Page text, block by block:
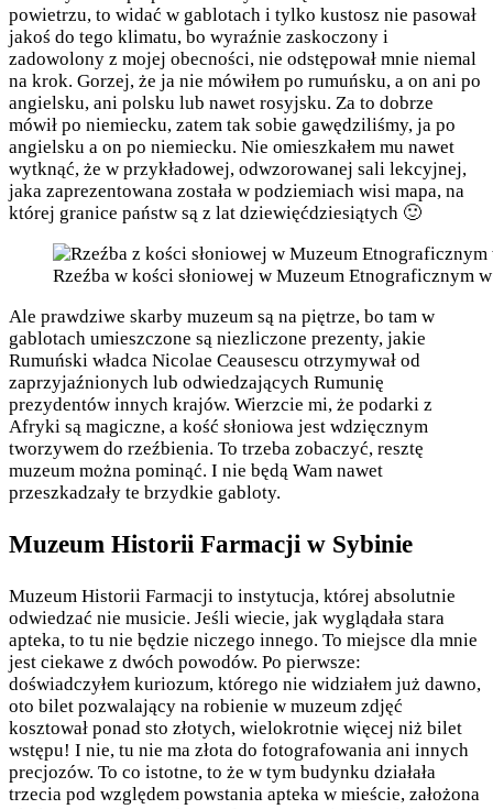
powietrzu, to widać w gablotach i tylko kustosz nie pasował
jakoś do tego klimatu, bo wyraźnie zaskoczony i
zadowolony z mojej obecności, nie odstępował mnie niemal
na krok. Gorzej, że ja nie mówiłem po rumuńsku, a on ani po
angielsku, ani polsku lub nawet rosyjsku. Za to dobrze
mówił po niemiecku, zatem tak sobie gawędziliśmy, ja po
angielsku a on po niemiecku. Nie omieszkałem mu nawet
wytknąć, że w przykładowej, odwzorowanej sali lekcyjnej,
jaka zaprezentowana została w podziemiach wisi mapa, na
której granice państw są z lat dziewięćdziesiątych 🙂
Rzeźba w kości słoniowej w Muzeum Etnograficznym
Ale prawdziwe skarby muzeum są na piętrze, bo tam w
gablotach umieszczone są niezliczone prezenty, jakie
Rumuński władca Nicolae Ceausescu otrzymywał od
zaprzyjaźnionych lub odwiedzających Rumunię
prezydentów innych krajów. Wierzcie mi, że podarki z
Afryki są magiczne, a kość słoniowa jest wdzięcznym
tworzywem do rzeźbienia. To trzeba zobaczyć, resztę
muzeum można pominąć. I nie będą Wam nawet
przeszkadzały te brzydkie gabloty.
Muzeum Historii Farmacji w Sybinie
Muzeum Historii Farmacji to instytucja, której absolutnie
odwiedzać nie musicie. Jeśli wiecie, jak wyglądała stara
apteka, to tu nie będzie niczego innego. To miejsce dla mnie
jest ciekawe z dwóch powodów. Po pierwsze:
doświadczyłem kuriozum, którego nie widziałem już dawno,
oto bilet pozwalający na robienie w muzeum zdjęć
kosztował ponad sto złotych, wielokrotnie więcej niż bilet
wstępu! I nie, tu nie ma złota do fotografowania ani innych
precjozów. To co istotne, to że w tym budynku działała
trzecia pod względem powstania apteka w mieście, założona